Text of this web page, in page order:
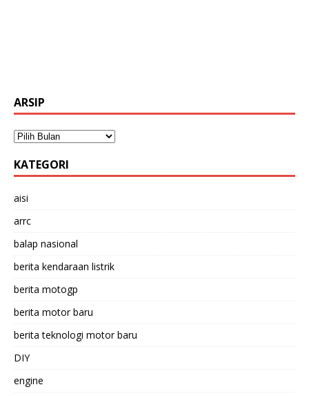
ARSIP
KATEGORI
aisi
arrc
balap nasional
berita kendaraan listrik
berita motogp
berita motor baru
berita teknologi motor baru
DIY
engine